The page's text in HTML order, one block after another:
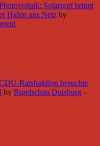
Solarport bringt
Hafen ans Netz by
Ratsfraktion besuchte
by Rundschau Duisburg -